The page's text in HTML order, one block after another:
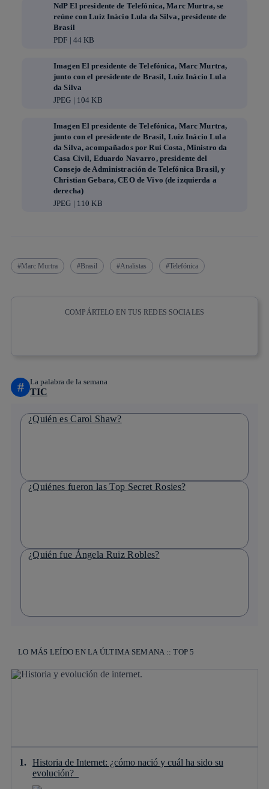
NdP El presidente de Telefónica, Marc Murtra, se
reúne con Luiz Inácio Lula da Silva, presidente de
Brasil
PDF | 44 KB
Imagen El presidente de Telefónica, Marc Murtra,
junto con el presidente de Brasil, Luiz Inácio Lula
da Silva
JPEG | 104 KB
Imagen El presidente de Telefónica, Marc Murtra,
junto con el presidente de Brasil, Luiz Inácio Lula
da Silva, acompañados por Rui Costa, Ministro da
Casa Civil, Eduardo Navarro, presidente del
Consejo de Administración de Telefónica Brasil, y
Christian Gebara, CEO de Vivo (de izquierda a
derecha)
JPEG | 110 KB
Marc Murtra Brasil Analistas Telefónica
COMPÁRTELO EN TUS REDES SOCIALES
# La palabra de la semana
TIC
¿Quién es Carol Shaw?
¿Quiénes fueron las Top Secret Rosies?
¿Quién fue Ángela Ruiz Robles?
LO MÁS LEÍDO EN LA ÚLTIMA SEMANA :: TOP 5
Historia de Internet: ¿cómo nació y cuál ha sido su
evolución?